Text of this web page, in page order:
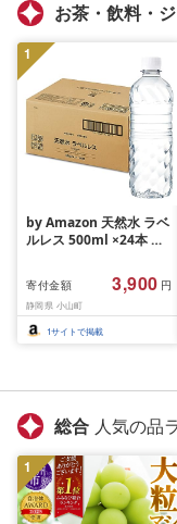
お茶・飲料・
1
by Amazon 天然水 ラベ
ルレス 500ml ×24本 富
ム含有 水 ミネラルウォ
ーター ペットボトル 静
岡県産 500ミリリットル
(Smart Basic)
寄付金額 3,900 円
静岡県 小山町
1サイトで掲載
総合 人気の品
1